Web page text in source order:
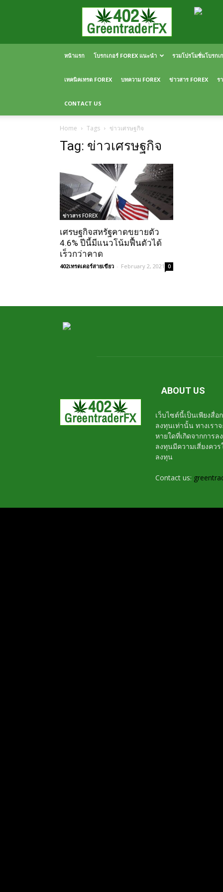
Greentraderfx
ความ
FOREX
เปิด
หน้าแรก โบรกเกอร์ FOREX แนะนำ รวมโปรโมชั่นโบรกเ
เทคนิคเทรด FOREX บทความ FOREX ข่าวสาร FOREX ร
CONTACT US
Home Tags ข่าวเศรษฐกิจ
Tag: ข่าวเศรษฐกิจ
ข่าวสาร FOREX
เศรษฐกิจสหรัฐคาดขยายตัว
4.6% ปีนี้มีแนวโน้มฟื้นตัวได้
เร็วกว่าคาด
402เทรดเดอร์สายเขียว - February 2, 2021 0
ABOUT US
เว็บไซต์นี้เป็นเพียงสื่
ลงทุนเท่านั้น ทางเรา
หายใดที่เกิดจากการ
ลงทุนมีความเสี่ยงค
ลงทุน
Contact us: